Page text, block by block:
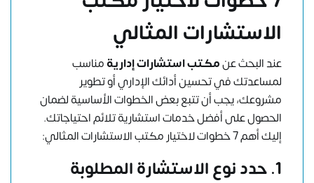
الاستشارات المثالي
عند البحث عنمكتب استشارات إداريةمناسب
لمساعدتك في تحسين أدائك الإداري أو تطوير
مشروعك، يجب أن تتبع بعض الخطوات الأساسية لضمان
الحصول على أفضل خدمات استشارية تلائم احتياجاتك.
إليك أهم 7 خطوات لاختيار مكتب الاستشارات المثالي:
1. حدد نوع الاستشارة المطلوبة